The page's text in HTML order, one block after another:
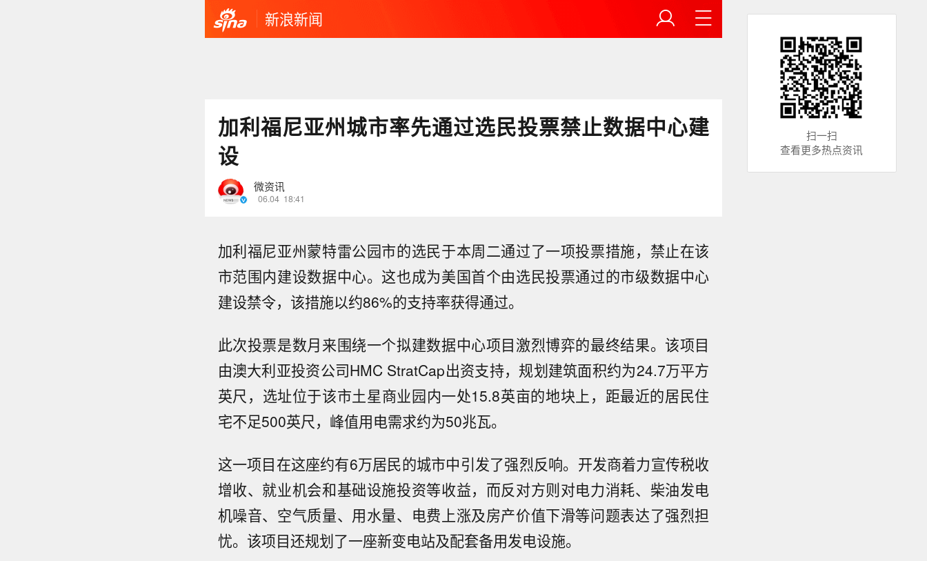
新浪新闻
加利福尼亚州城市率先通过选民投票禁止数据中心建
设
微资讯
06.04 18:41
加利福尼亚州蒙特雷公园市的选民于本周二通过了一项投票措施，禁止在该
市范围内建设数据中心。这也成为美国首个由选民投票通过的市级数据中心
建设禁令，该措施以约86%的支持率获得通过。
此次投票是数月来围绕一个拟建数据中心项目激烈博弈的最终结果。该项目
由澳大利亚投资公司HMC StratCap出资支持，规划建筑面积约为24.7万平方
英尺，选址位于该市土星商业园内一处15.8英亩的地块上，距最近的居民住
宅不足500英尺，峰值用电需求约为50兆瓦。
这一项目在这座约有6万居民的城市中引发了强烈反响。开发商着力宣传税收
增收、就业机会和基础设施投资等收益，而反对方则对电力消耗、柴油发电
机噪音、空气质量、用水量、电费上涨及房产价值下滑等问题表达了强烈担
忧。该项目还规划了一座新变电站及配套备用发电设施。
扫一扫
查看更多热点资讯